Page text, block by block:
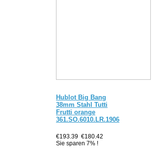
Hublot Big Bang
38mm Stahl Tutti
Frutti orange
361.SO.6010.LR.1906
€193.39 €180.42
Sie sparen 7% !